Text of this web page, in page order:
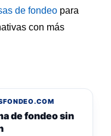
de fondeo para
con más
de fondeo sin